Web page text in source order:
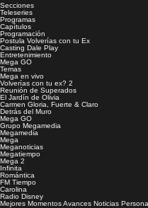
Secciones
Teleseries
Programas
Capítulos
Programación
Postula Volverías con tu Ex
Casting Dale Play
Entretenimiento
Mega GO
Temas
Mega en vivo
Volverías con tu ex? 2
Reunión de Superados
El Jardín de Olivia
Carmen Gloria, Fuerte & Claro
Detrás del Muro
Mega GO
Grupo Megamedia
Megamedia
Mega
Meganoticias
Megatiempo
Mega 2
Infinita
Romántica
FM Tiempo
Carolina
Radio Disney
Mejores MomentosAvances Noticias